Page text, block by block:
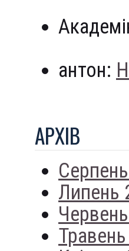
антон:
АРХIВ
Липень